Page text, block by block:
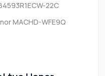
22C
MACHD-WFE9Q